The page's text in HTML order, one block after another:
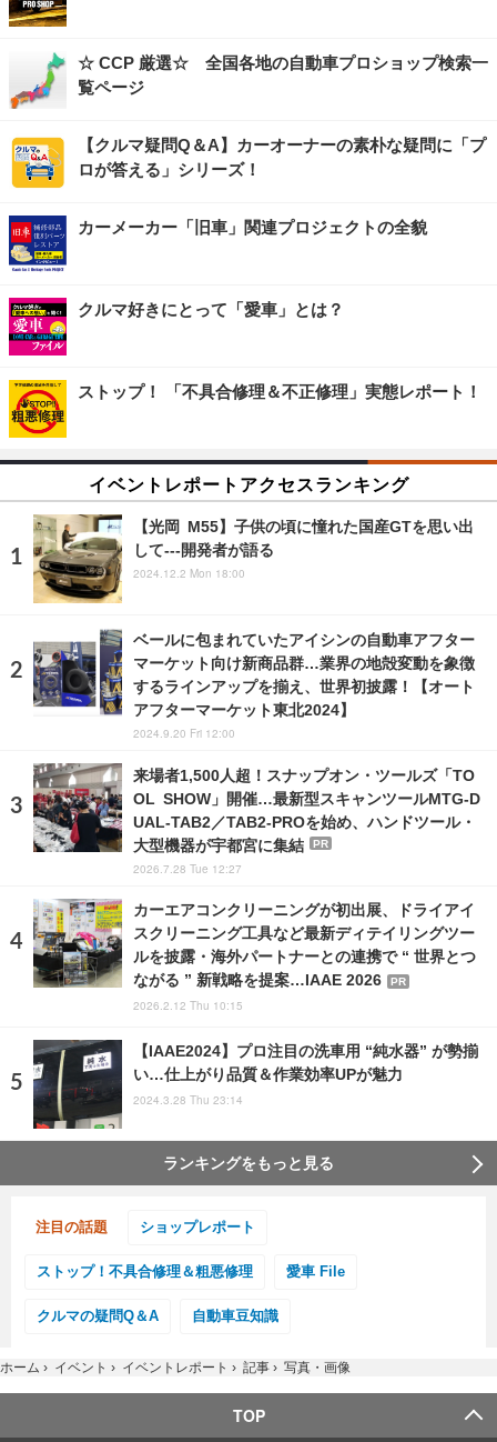
☆ CCP 厳選☆ 全国各地の自動車プロショップ検索一
覧ページ
【クルマ疑問Q＆A】カーオーナーの素朴な疑問に「プ
ロが答える」シリーズ！
カーメーカー「旧車」関連プロジェクトの全貌
クルマ好きにとって「愛車」とは？
ストップ！ 「不具合修理＆不正修理」実態レポート！
イベントレポートアクセスランキング
【光岡 M55】子供の頃に憧れた国産GTを思い出
して---開発者が語る
2024.12.2 Mon 18:00
ベールに包まれていたアイシンの自動車アフター
マーケット向け新商品群…業界の地殻変動を象徴
するラインアップを揃え、世界初披露！【オート
アフターマーケット東北2024】
2024.9.20 Fri 12:00
来場者1,500人超！スナップオン・ツールズ「TO
OL SHOW」開催…最新型スキャンツールMTG-D
UAL-TAB2／TAB2-PROを始め、ハンドツール・
大型機器が宇都宮に集結
PR
2026.7.28 Tue 12:27
カーエアコンクリーニングが初出展、ドライアイ
スクリーニング工具など最新ディテイリングツー
ルを披露・海外パートナーとの連携で “ 世界とつ
ながる ” 新戦略を提案…IAAE 2026
PR
2026.2.12 Thu 10:15
【IAAE2024】プロ注目の洗車用 “純水器” が勢揃
い…仕上がり品質＆作業効率UPが魅力
2024.3.28 Thu 23:14
ランキングをもっと見る
注目の話題 ショップレポート
ストップ！不具合修理＆粗悪修理 愛車 File
クルマの疑問Q＆A 自動車豆知識
ホーム › イベント › イベントレポート › 記事 › 写真・画像
TOP